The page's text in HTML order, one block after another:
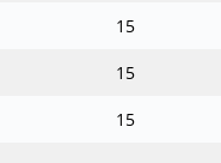
15
15
15